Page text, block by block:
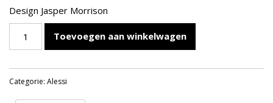
Design Jasper Morrison
KNIFEFORKSPOON
24-
DELIG
Toevoegen aan winkelwagen
Categorie: Alessi